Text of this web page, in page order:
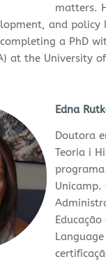
matters.
and
a PhD
at the University
Edna
Doutora
Teoria i
programa
Unicamp.